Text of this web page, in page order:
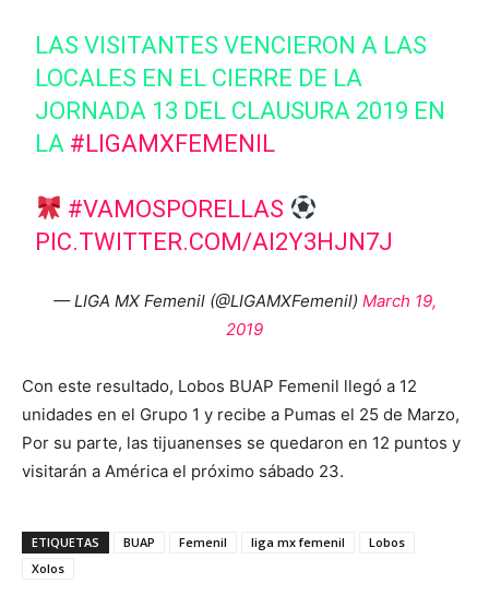
LAS VISITANTES VENCIERON A LAS
LOCALES EN EL CIERRE DE LA
JORNADA 13 DEL CLAUSURA 2019 EN
LA #LIGAMXFEMENIL
#VAMOSPORELLAS
PIC.TWITTER.COM/AI2Y3HJN7J
— LIGA MX Femenil (@LIGAMXFemenil) March 19,
2019
Con este resultado, Lobos BUAP Femenil llegó a 12
unidades en el Grupo 1 y recibe a Pumas el 25 de Marzo,
Por su parte, las tijuanenses se quedaron en 12 puntos y
visitarán a América el próximo sábado 23.
ETIQUETAS BUAP Femenil liga mx femenil
Lobos
Xolos